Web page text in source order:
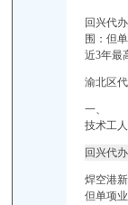
司注册选重庆鑫祺财务
_重庆_论坛_天涯社区
北注册公司_启辰工商公
团购-清远拉手网
回兴代
围：但
近3年最
渝北区
一、 2
技术工
回兴代
焊空港
但单项